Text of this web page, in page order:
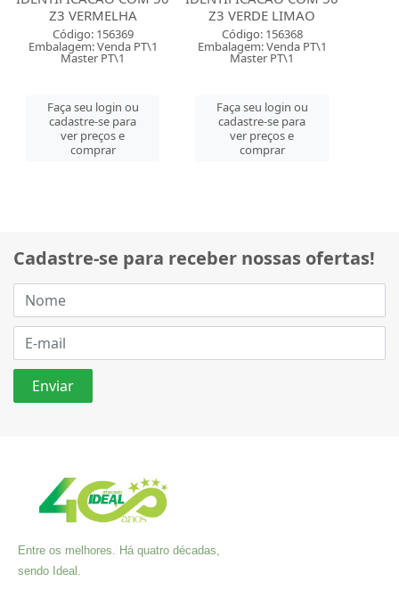
Z3 VERMELHA
Código: 156369
Embalagem: Venda PT\1
Master PT\1
Faça seu login ou
cadastre-se para
ver preços e
comprar
Z3 VERDE LIMAO
Código: 156368
Embalagem: Venda PT\1
Master PT\1
Faça seu login ou
cadastre-se para
ver preços e
comprar
Cadastre-se para receber nossas ofertas!
Entre os melhores. Há quatro décadas,
sendo Ideal.